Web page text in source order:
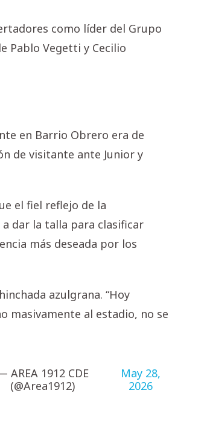
como líder del Grupo
Pablo Vegetti y Cecilio
en Barrio Obrero era de
de visitante ante Junior y
el fiel reflejo de la
dar la talla para clasificar
más deseada por los
azulgrana. “Hoy
masivamente al estadio, no se
AREA 1912 CDE
(@Area1912)
May 28,
2026